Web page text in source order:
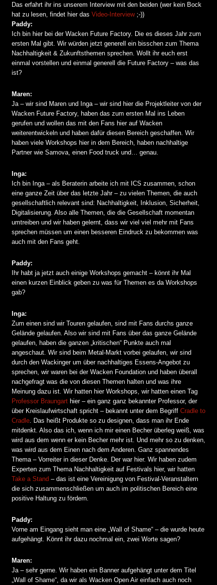
Das erfahrt ihr ins unserem Interview mit den beiden (wer kein Bock
hat zu lesen, findet hier das Video-Interview;-))
Paddy:
Ich bin hier bei der Wacken Future Factory. Die es dieses Jahr zum
ersten Mal gibt. Wir würden jetzt generell ein bisschen zum Thema
Nachhaltigkeit & Zukunftsthemen sprechen. Wollt ihr euch erst
einmal vorstellen und einmal generell die Future Factory – was das
ist?
Maren:
Ja – wir sind Maren und Inga – wir sind hier die Projektleiter von der
Wacken Future Factory, haben das zum ersten Mal ins Leben
gerufen und wollen das mit den Fans hier auf Wacken
weiterentwickeln und haben dafür diesen Bereich geschaffen. Wir
haben viele Workshops hier in dem Bereich, haben nachhaltige
Partner wie Samova, einen Food truck und… genau.
Inga:
Ich bin Inga – als Beraterin arbeite ich mit ICS zusammen, schon
eine ganze Zeit über das letzte Jahr – zu vielen Themen, die auch
gesellschaftlich relevant sind: Nachhaltigkeit, Inklusion, Sicherheit,
Digitalisierung. Also alle Themen, die die Gesellschaft momentan
umtreiben und wir haben gelernt, dass wir viel viel mehr mit Fans
sprechen müssen um einen besseren Eindruck zu bekommen was
auch mit den Fans geht.
Paddy:
Ihr habt ja jetzt auch einige Workshops gemacht – könnt ihr Mal
einen kurzen Einblick geben zu was für Themen es da Workshops
gab?
Inga:
Zum einen sind wir Touren gelaufen, sind mit Fans durchs ganze
Gelände gelaufen. Also wir sind mit Fans über das ganze Gelände
gelaufen, haben die ganzen „kritischen“ Punkte auch mal
angeschaut. Wir sind beim Metal-Markt vorbei gelaufen, wir sind
durch den Wackinger um über nachhaltiges Essens-Angebot zu
sprechen, wir waren bei der Wacken Foundation und haben überall
nachgefragt was die von diesen Themen halten und was ihre
Meinung dazu ist. Wir hatten hier Workshops, wir hatten einen Tag
Professor Braungart hier – ein ganz ganz bekannter Professor, der
über Kreislaufwirtschaft spricht – bekannt unter dem Begriff Cradle to
Cradle . Das heißt Produkte so zu designen, dass man ihr Ende
mitdenkt. Also das ich, wenn ich mir einen Becher überleg weiß, was
wird aus dem wenn er kein Becher mehr ist. Und mehr so zu denken,
was wird aus dem Einen nach dem Anderen. Ganz spannendes
Thema – Vorreiter in dieser Denke. Der war hier. Wir haben zudem
Experten zum Thema Nachhaltigkeit auf Festivals hier, wir hatten
Take a Stand – das ist eine Vereinigung von Festival-Veranstaltern
die sich zusammenschließen um auch im politischen Bereich eine
positive Haltung zu fördern.
Paddy:
Vorne am Eingang sieht man eine „Wall of Shame“ – die wurde heute
aufgehängt. Könnt ihr dazu nochmal ein, zwei Worte sagen?
Maren:
Ja – sehr gerne. Wir haben ein Banner aufgehängt unter dem Titel
„Wall of Shame“, da wir als Wacken Open Air einfach auch noch